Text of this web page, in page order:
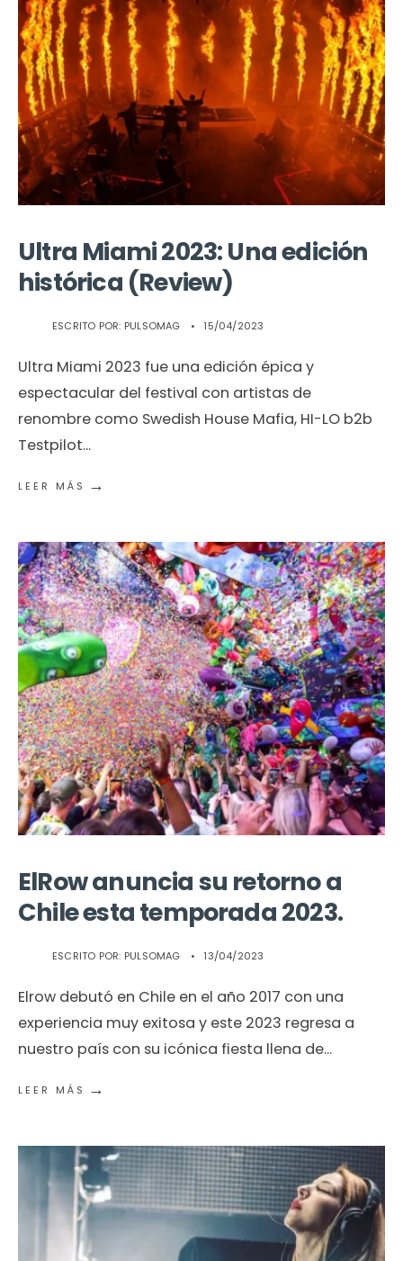
Ultra Miami 2023: Una edición
histórica (Review)
ESCRITO POR: PULSOMAG • 15/04/2023
Ultra Miami 2023 fue una edición épica y
espectacular del festival con artistas de
renombre como Swedish House Mafia, HI-LO b2b
Testpilot...
LEER MÁS →
ElRow anuncia su retorno a
Chile esta temporada 2023.
ESCRITO POR: PULSOMAG • 13/04/2023
Elrow debutó en Chile en el año 2017 con una
experiencia muy exitosa y este 2023 regresa a
nuestro país con su icónica fiesta llena de...
LEER MÁS →